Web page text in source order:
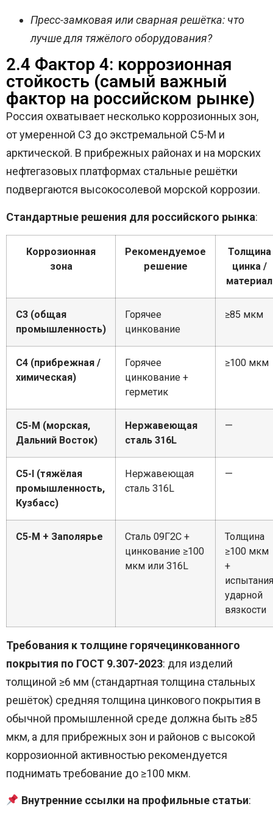
Пресс-замковая или сварная решётка: что
лучше для тяжёлого оборудования?
2.4 Фактор 4: коррозионная
стойкость (самый важный
фактор на российском рынке)
Россия охватывает несколько коррозионных зон,
от умеренной C3 до экстремальной C5-M и
арктической. В прибрежных районах и на морских
нефтегазовых платформах стальные решётки
подвергаются высокосолевой морской коррозии.
Стандартные решения для российского рынка:
Коррозионная
зона
Рекомендуемое
решение
Толщина
цинка /
материал
C3 (общая
промышленность)
Горячее
цинкование
≥85 мкм
C4 (прибрежная /
химическая)
Горячее
цинкование +
герметик
≥100 мкм
C5-M (морская,
Дальний Восток)
Нержавеющая
сталь 316L
—
C5-I (тяжёлая
промышленность,
Кузбасс)
Нержавеющая
сталь 316L
—
C5-M + Заполярье
Сталь 09Г2С +
цинкование ≥100
мкм или 316L
Толщина
≥100 мкм
+
испытания
ударной
вязкости
Требования к толщине горячецинкованного
покрытия по ГОСТ 9.307-2023: для изделий
толщиной ≥6 мм (стандартная толщина стальных
решёток) средняя толщина цинкового покрытия в
обычной промышленной среде должна быть ≥85
мкм, а для прибрежных зон и районов с высокой
коррозионной активностью рекомендуется
поднимать требование до ≥100 мкм.
Внутренние ссылки на профильные статьи: